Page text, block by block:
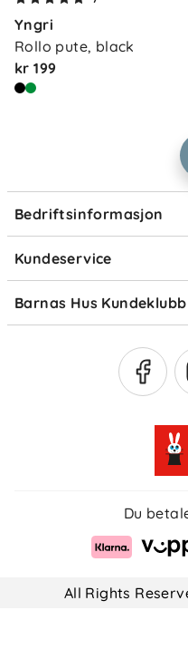
Yngri
Rollo pute, black
kr 199
Bedriftsinformasjon
Våre butikker
Vårt samfunnsansvar
Jobbe i Barnas Hus
Størrelsesguider
Kundeservice
Frakt og levering
Retur og reklamasjon
Salgsbetingelser
Ofte stilte spørsmål
Om Klarna
Barnas Hus Kundeklubb
Medlemsvilkår
Du
All Rights